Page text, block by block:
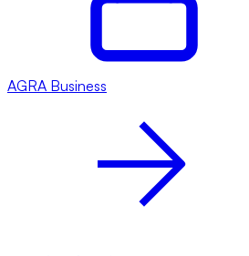
AGRA Business